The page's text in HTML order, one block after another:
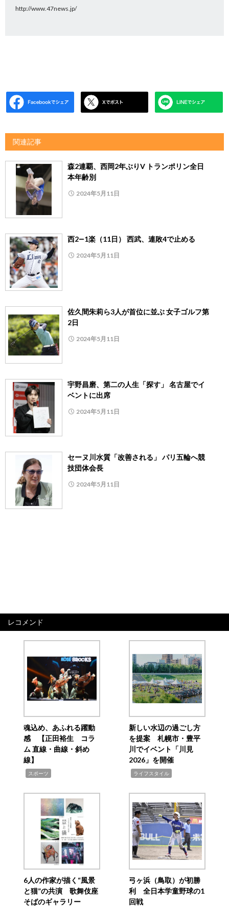
http://www.47news.jp/
関連記事
森2連覇、西岡2年ぶりV トランポリン全日
本年齢別
2024年5月11日
西2―1楽（11日） 西武、連敗4で止める
2024年5月11日
佐久間朱莉ら3人が首位に並ぶ 女子ゴルフ第
2日
2024年5月11日
宇野昌磨、第二の人生「探す」 名古屋でイ
ベントに出席
2024年5月11日
セーヌ川水質「改善される」 パリ五輪へ競
技団体会長
2024年5月11日
レコメンド
魂込め、あふれる躍動
感 【正田裕生 コラ
ム 直線・曲線・斜め
線】
スポーツ
新しい水辺の過ごし方
を提案 札幌市・豊平
川でイベント「川見
2026」を開催
ライフスタイル
6人の作家が描く“風景
と猫”の共演 歌舞伎座
そばのギャラリー
弓ヶ浜（鳥取）が初勝
利 全日本学童野球の1
回戦